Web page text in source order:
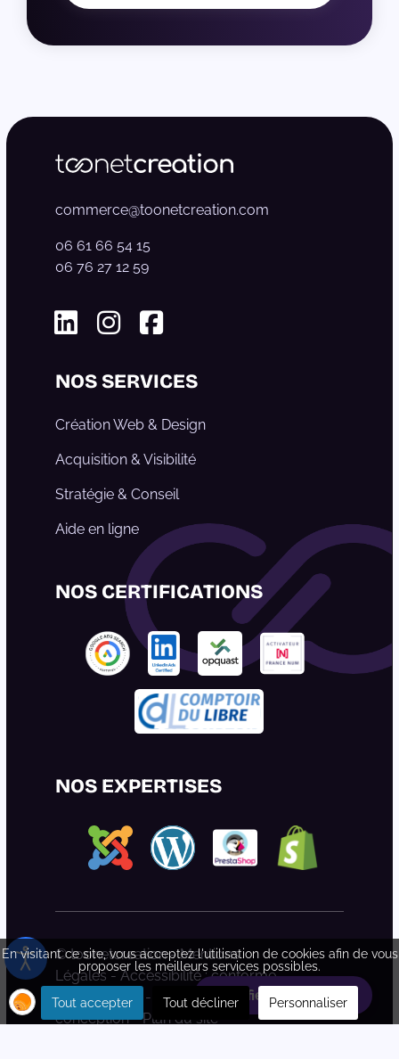
commerce@toonetcreation.com
06 61 66 54 15
06 76 27 12 59
NOS SERVICES
Création Web & Design
Acquisition & Visibilité
Stratégie & Conseil
Aide en ligne
NOS CERTIFICATIONS
NOS EXPERTISES
© toonetcreation -Mentions
Légales-Accessibilité : conforme
partiellement
-
Déclaration d'éco-
conception-Plan du site
Planifiez votre rdv
En visitant ce site, vous acceptez l'utilisation de cookies afin de vous
proposer les meilleurs services possibles.
Tout accepter Tout décliner Personnaliser